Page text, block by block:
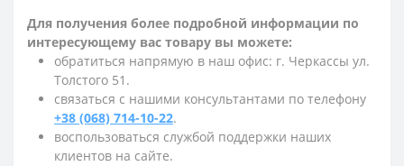
Для получения более подробной информации по
интересующему вас товару вы можете:
обратиться напрямую в наш офис: г. Черкассы ул.
Толстого 51.
связаться с нашими консультантами по телефону
+38 (068) 714-10-22.
воспользоваться службой поддержки наших
клиентов на сайте.